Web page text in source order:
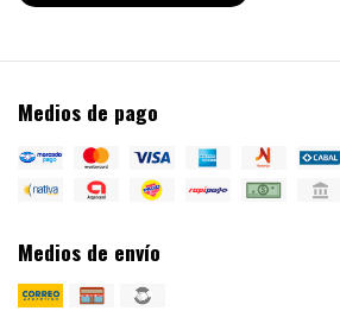
Medios de pago
Medios de envío